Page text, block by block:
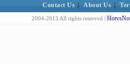
Contact Us About Us
2004-2013 All rights reserved |